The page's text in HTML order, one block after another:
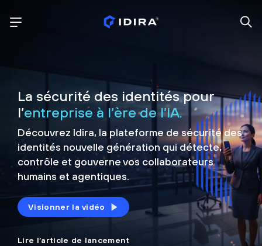
La sécurité des identités pour
l’entreprise à l’ère de l’IA.
Découvrez Idira, la plateforme de sécuritédes
identités nouvelle génération qui détecte,
contrôle et gouverne vos collaborateurs
humains et agentiques.
Visionner la vidéo
Lire l’article de lancement